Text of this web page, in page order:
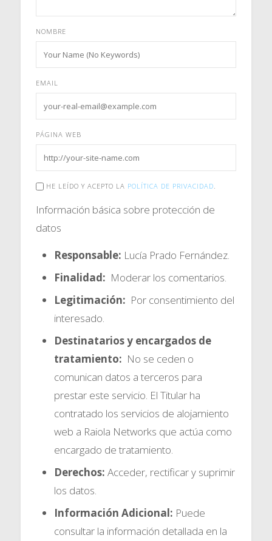
NOMBRE
EMAIL
PÁGINA WEB
HE LEÍDO Y ACEPTO LA POLÍTICA DE PRIVACIDAD
Información básica sobre protección de
datos
Responsable: Lucía Prado Fernández.
Finalidad: Moderar los comentarios.
Legitimación: Por consentimiento del
interesado.
Destinatarios y encargados de
tratamiento: No se ceden o
comunican datos a terceros para
prestar este servicio. El Titular ha
contratado los servicios de alojamiento
web a Raiola Networks que actúa como
encargado de tratamiento.
Derechos: Acceder, rectificar y suprimir
los datos.
Información Adicional: Puede
consultar la información detallada en la